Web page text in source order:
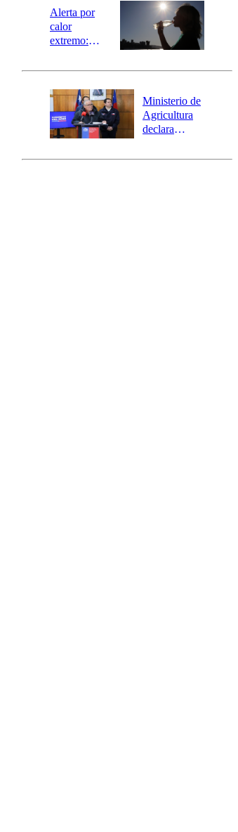
epicentro
Alerta por
calor
extremo:
activa Alerta
Preventiva en
tres comunas
Ministerio de
Agricultura
declara
agrícola para